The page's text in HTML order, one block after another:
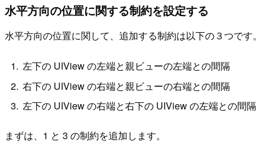
水平方向の位置に関する制約を設定する
水平方向の位置に関して、追加する制約は以下の３つです。
左下の UIView の左端と親ビューの左端との間隔
右下の UIView の右端と親ビューの右端との間隔
左下の UIView の右端と右下の UIView の左端との間隔
まずは、1 と 3 の制約を追加します。